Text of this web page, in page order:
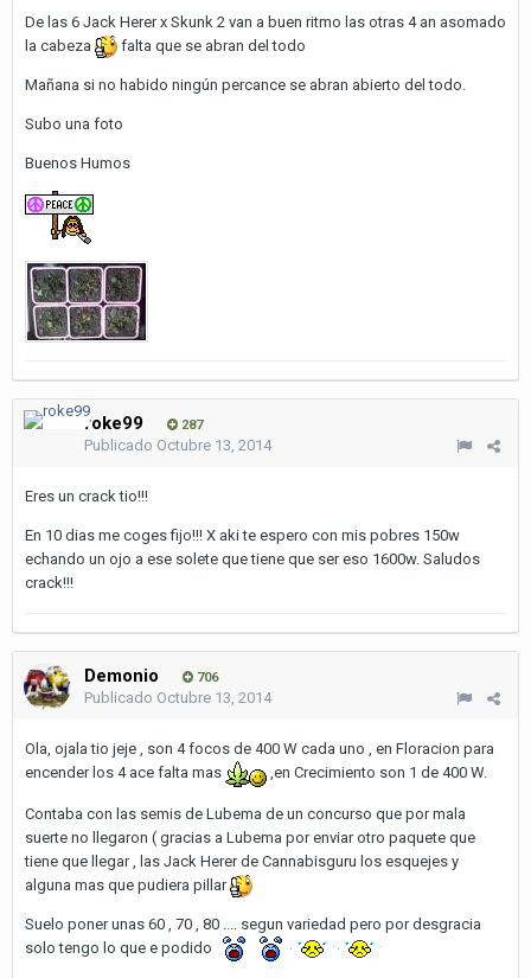
De las 6 Jack Herer x Skunk 2 van a buen ritmo las otras 4 an asomado
la cabeza
falta que se abran del todo
Mañana si no habido ningún percance se abran abierto del todo.
Subo una foto
Buenos Humos
roke99 287
Publicado Octubre 13, 2014
Eres un crack tio!!!
En 10 dias me coges fijo!!! X aki te espero con mis pobres 150w
echando un ojo a ese solete que tiene que ser eso 1600w. Saludos
crack!!!
Demonio 706
Publicado Octubre 13, 2014
Ola, ojala tio jeje , son 4 focos de 400 W cada uno , en Floracion para
encender los 4 ace falta mas
,en Crecimiento son 1 de 400 W.
Contaba con las semis de Lubema de un concurso que por mala
suerte no llegaron ( gracias a Lubema por enviar otro paquete que
tiene que llegar , las Jack Herer de Cannabisguru los esquejes y
alguna mas que pudiera pillar
Suelo poner unas 60 , 70 , 80 .... segun variedad pero por desgracia
solo tengo lo que e podido